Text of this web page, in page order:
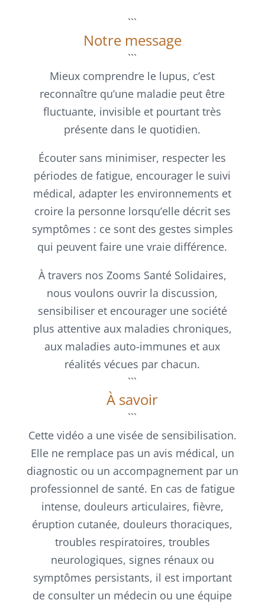
```
Notre message
```
Mieux comprendre le lupus, c’est
reconnaître qu’une maladie peut être
fluctuante, invisible et pourtant très
présente dans le quotidien.
Écouter sans minimiser, respecter les
périodes de fatigue, encourager le suivi
médical, adapter les environnements et
croire la personne lorsqu’elle décrit ses
symptômes : ce sont des gestes simples
qui peuvent faire une vraie différence.
À travers nos Zooms Santé Solidaires,
nous voulons ouvrir la discussion,
sensibiliser et encourager une société
plus attentive aux maladies chroniques,
aux maladies auto-immunes et aux
réalités vécues par chacun.
```
À savoir
```
Cette vidéo a une visée de sensibilisation.
Elle ne remplace pas un avis médical, un
diagnostic ou un accompagnement par un
professionnel de santé. En cas de fatigue
intense, douleurs articulaires, fièvre,
éruption cutanée, douleurs thoraciques,
troubles respiratoires, troubles
neurologiques, signes rénaux ou
symptômes persistants, il est important
de consulter un médecin ou une équipe